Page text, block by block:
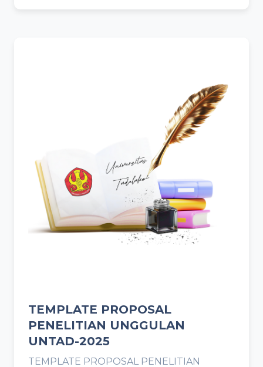
TEMPLATE PROPOSAL
PENELITIAN UNGGULAN
UNTAD-2025
TEMPLATE PROPOSAL PENELITIAN